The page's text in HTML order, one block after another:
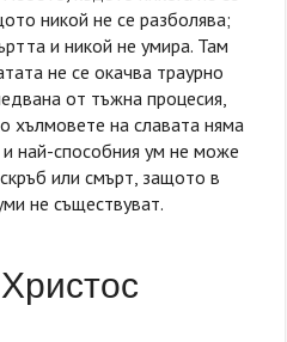
никой не се разболява;
и никой не умира. Там
не се окачва траурно
от тъжна процесия,
хълмовете на славата няма
най-способния ум не може
или смърт, защото в
не съществуват.